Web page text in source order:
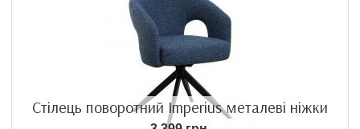
Стілець поворотний Imperius металеві ніжки